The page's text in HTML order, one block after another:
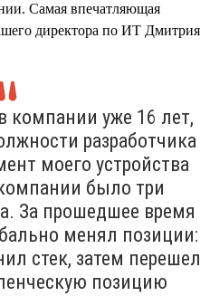
Самая впечатляющая
директора по ИТ Дмитрия
компании уже 16 лет,
разработчика
моего устройства
было три
За прошедшее время
менял позиции:
стек, затем перешел
позицию